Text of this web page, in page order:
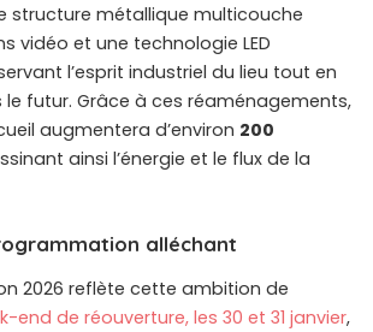
structure métallique multicouche
vidéo et une technologie LED
l’esprit industriel du lieu tout en
futur. Grâce à ces réaménagements,
augmentera d’environ 200
ainsi l’énergie et le flux de la
alléchant
2026 reflète cette ambition de
end de réouverture, les 30 et 31 janvier,